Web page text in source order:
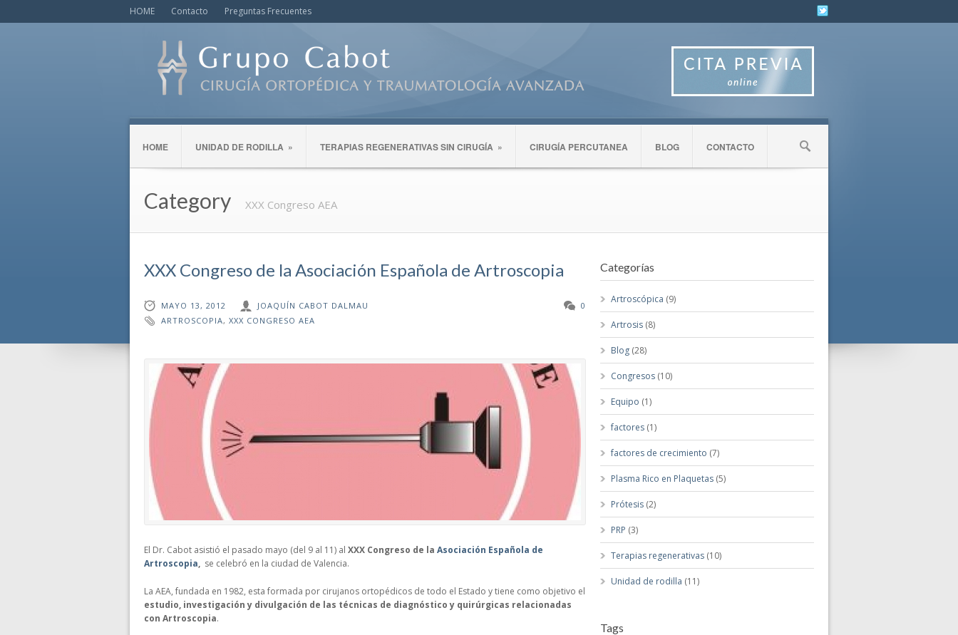
HOME Contacto Preguntas Frecuentes
HOME UNIDAD DE RODILLA » TERAPIAS REGENERATIVAS SIN CIRUGÍA » CIRUGÍA PERCUTANEA BLOG CONTACTO
Category XXX Congreso AEA
XXX Congreso de la Asociación Española de Artroscopia
MAYO 13, 2012 JOAQUÍN CABOT DALMAU
0
ARTROSCOPIA, XXX CONGRESO AEA
El Dr. Cabot asistió el pasado mayo (del 9 al 11) al XXX Congreso de la Asociación Española de
Artroscopia, se celebró en la ciudad de Valencia.
La AEA, fundada en 1982, esta formada por cirujanos ortopédicos de todo el Estado y tiene como objetivo el
estudio, investigación y divulgación de las técnicas de diagnóstico y quirúrgicas relacionadas
con Artroscopia.
Categorías
Artroscópica (9)
Artrosis (8)
Blog (28)
Congresos (10)
Equipo (1)
factores (1)
factores de crecimiento (7)
Plasma Rico en Plaquetas (5)
Prótesis (2)
PRP (3)
Terapias regenerativas (10)
Unidad de rodilla (11)
Tags